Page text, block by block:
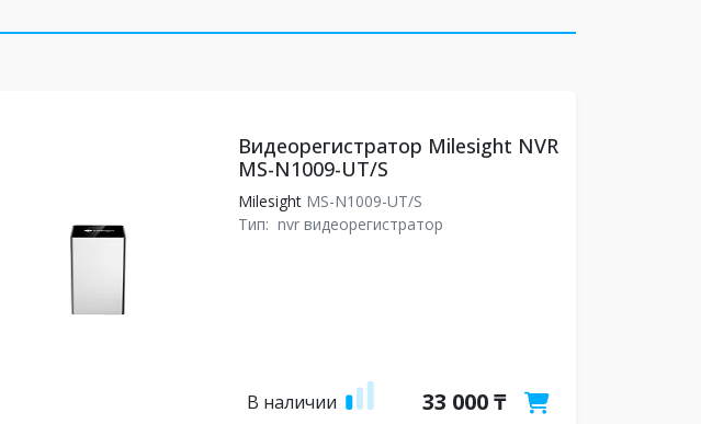
Видеорегистратор Milesight NVR
MS-N1009-UT/S
MilesightMS-N1009-UT/S
Тип: nvr видеорегистратор
В наличии 33 000 ₸